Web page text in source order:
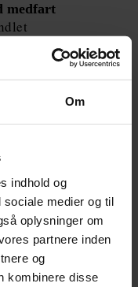
Om
indhold og
medier og til
oplysninger om
partnere inden
og
kombinere disse
medfart
cyklus til et